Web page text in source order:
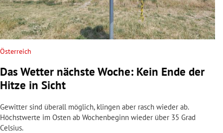
Österreich
Das Wetter nächste Woche: Kein Ende der
Hitze in Sicht
Gewitter sind überall möglich, klingen aber rasch wieder ab.
Höchstwerte im Osten ab Wochenbeginn wieder über 35 Grad
Celsius.